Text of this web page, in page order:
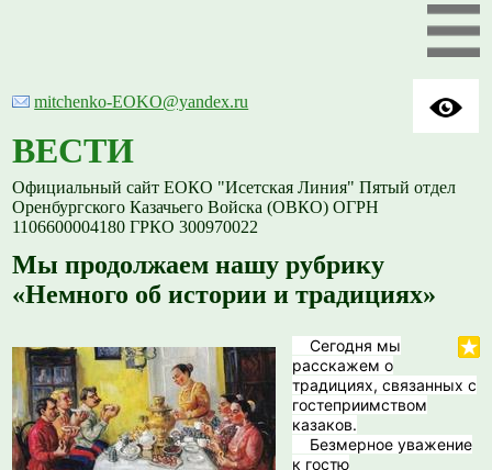
mitchenko-EOKO@yandex.ru
ВЕСТИ
Официальный сайт ЕОКО "Исетская Линия" Пятый отдел
Оренбургского Казачьего Войска (ОВКО) ОГРН
1106600004180 ГРКО 300970022
️Мы продолжаем нашу рубрику
«Немного об истории и традициях»
Сегодня мы
расскажем о
традициях, связанных с
гостеприимством
казаков.
Безмерное уважение
к гостю